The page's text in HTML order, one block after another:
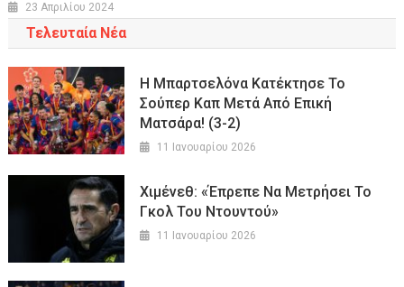
23 Απριλίου 2024
Τελευταία Νέα
Η Μπαρτσελόνα Κατέκτησε Το
Σούπερ Καπ Μετά Από Επική
Ματσάρα! (3-2)
11 Ιανουαρίου 2026
Χιμένεθ: «Έπρεπε Να Μετρήσει Το
Γκολ Του Ντουντού»
11 Ιανουαρίου 2026